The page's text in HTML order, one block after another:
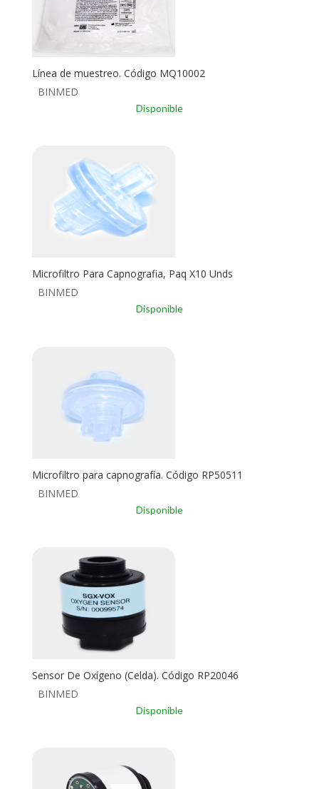
Línea de muestreo. Código MQ10002
BINMED
Disponible
Microfiltro Para Capnografia, Paq X10 Unds
BINMED
Disponible
Microfiltro para capnografía. Código RP50511
BINMED
Disponible
Sensor De Oxígeno (Celda). Código RP20046
BINMED
Disponible